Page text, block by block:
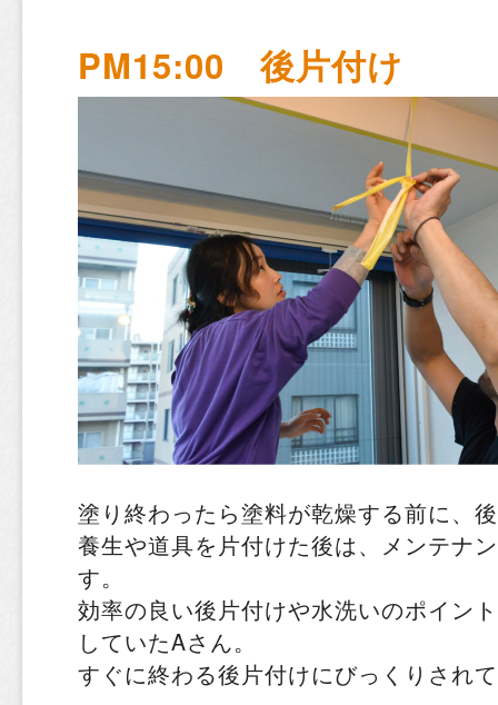
PM15:00 後片付け
塗り終わったら塗料が乾燥する前に、
養生や道具を片付けた後は、メンテナ
す。
効率の良い後片付けや水洗いのポイン
していたAさん。
すぐに終わる後片付けにびっくりされ